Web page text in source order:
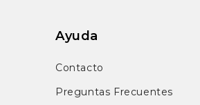
Ayuda
Contacto
Preguntas Frecuentes